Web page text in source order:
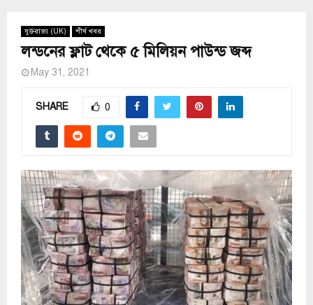
যুক্তরাজ্য (UK) শীর্ষ খবর
লন্ডনের ফ্লাট থেকে ৫ মিলিয়ন পাউন্ড জব্দ
May 31, 2021
SHARE 0